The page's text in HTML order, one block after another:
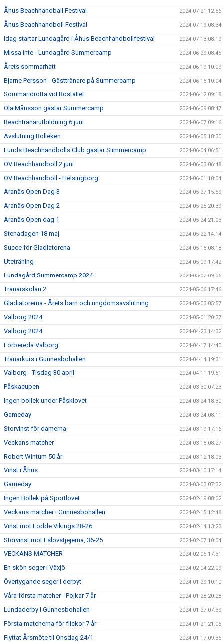
Åhus Beachhandball Festival 2024-07-21 12:56
Åhus Beachhandboll Festival 2024-07-19 08:34
Idag startar Lundagård i Åhus Beachhandbollfestival 2024-07-13 08:19
Missa inte - Lundagård Summercamp 2024-06-29 08:45
Årets sommarhatt 2024-06-19 10:09
Bjarne Persson - Gästtränare på Summercamp 2024-06-16 10:04
Sommaridrotta vid Bostället 2024-06-12 09:18
Ola Månsson gästar Summercamp 2024-06-09 08:47
Beachtränarutbildning 6 juni 2024-06-07 09:16
Avslutning Bolleken 2024-06-05 18:30
Lunds Beachhandbolls Club gästar Summercamp 2024-06-04 06:51
OV Beachhandboll 2 juni 2024-06-03 06:48
OV Beachhandboll - Helsingborg 2024-06-01 18:04
Aranäs Open Dag 3 2024-05-27 15:59
Aranäs Open Dag 2 2024-05-25 20:39
Aranäs Open dag 1 2024-05-24 21:03
Stenadagen 18 maj 2024-05-22 14:14
Succe för Gladiatorena 2024-05-16 08:18
Uteträning 2024-05-09 17:42
Lundagård Summercamp 2024 2024-05-07 09:36
Tränarskolan 2 2024-05-06 17:46
Gladiatorerna - Årets barn och ungdomsavslutning 2024-05-03 05:57
Valborg 2024 2024-05-01 20:37
Valborg 2024 2024-04-23 14:32
Förbereda Valborg 2024-04-17 14:40
Tränarkurs i Gunnesbohallen 2024-04-14 19:31
Valborg - Tisdag 30 april 2024-04-11 19:51
Påskacupen 2024-03-30 07:23
Ingen bollek under Påsklovet 2024-03-24 18:30
Gameday 2024-03-24 08:11
Storvinst för damerna 2024-03-19 17:16
Veckans matcher 2024-03-16 08:27
Robert Wintum 50 år 2024-03-12 18:03
Vinst i Åhus 2024-03-10 17:14
Gameday 2024-03-03 07:32
Ingen Bollek på Sportlovet 2024-02-19 08:02
Veckans matcher i Gunnesbohallen 2024-02-15 12:48
Vinst mot Lödde Vikings 28-26 2024-02-14 13:23
Storvinst mot Eslövstjejerna, 36-25 2024-02-07 10:04
VECKANS MATCHER 2024-02-05 17:31
En skön seger i Växjö 2024-02-04 22:09
Övertygande seger i derbyt 2024-01-29 10:10
Våra första matcher - Pojkar 7 år 2024-01-28 20:28
Lundaderby i Gunnesbohallen 2024-01-27 07:39
Första matcherna för flickor 7 år 2024-01-21 21:05
Flyttat Årsmöte til Onsdag 24/1 2024-01-17 09:35